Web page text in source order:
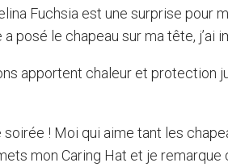
Fuchsia est une surprise pour
a posé le chapeau sur ma tête,
apportent chaleur et protection
soirée ! Moi qui aime tant les
mon Caring Hat et je